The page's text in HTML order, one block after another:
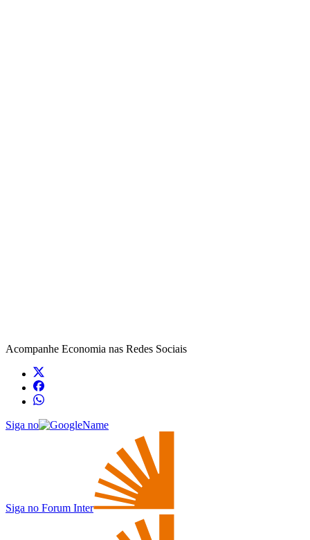
Acompanhe Economia nas Redes Sociais
Siga no
Siga no Forum Inter